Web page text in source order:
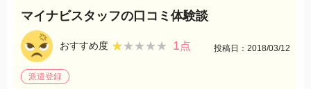
マイナビスタッフの口コミ体験談
おすすめ度 ★★★★★
★★★★★ 1点 投稿日：2018/03/12
派遣登録